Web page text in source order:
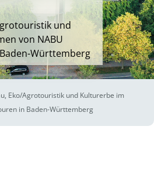
und
von NABU
Württemberg
Eko/Agrotouristik und Kulturerbe im
in Baden-Württemberg